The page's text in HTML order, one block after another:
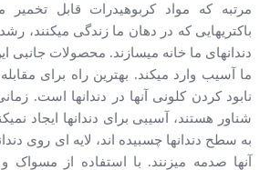
مرتبه که مواد کربوهیدرات قابل تخمیر
باکتریهایی که در دهان ما زندگی میکنند،
دندانهای ما خانه میسازند. محصولات جانبی
ما آسیب وارد میکند. بهترین راه برای
نابود کردن کلونی آنها در دندانها است.
شناور هستند، آسیبی برای دندانها ایجاد
به سطح دندانها چسبیده اند، لایه ای روی
آنها صدمه میزنند. با استفاده از مسواک و